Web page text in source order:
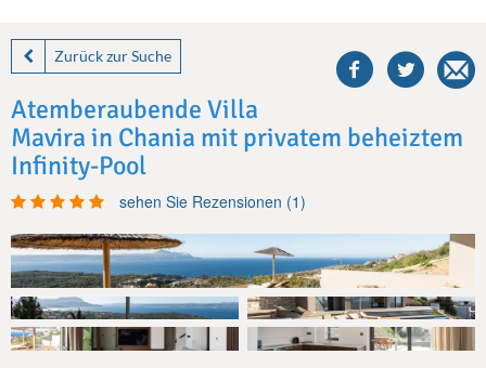
Zurück zur Suche
this
villa
Atemberaubende Villa
Mavira in Chania mit privatem beheiztem
Infinity-Pool
sehen Sie Rezensionen (1)